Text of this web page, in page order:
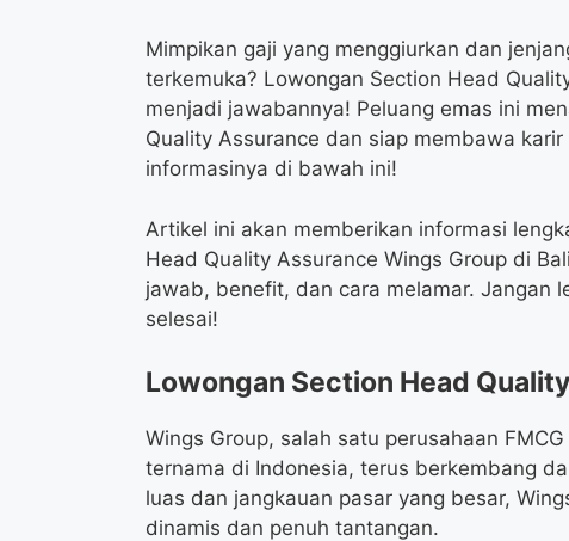
Mimpikan gaji yang menggiurkan dan
terkemuka? Lowongan Section Head
menjadi jawabannya! Peluang emas ini
Quality Assurance dan siap membawa
informasinya di bawah ini!
Artikel ini akan memberikan informasi
Head Quality Assurance Wings Group di
jawab, benefit, dan cara melamar. Jangan
selesai!
Lowongan Section Head
Wings Group, salah satu perusahaan
ternama di Indonesia, terus berkembang
luas dan jangkauan pasar yang besar,
dinamis dan penuh tantangan.